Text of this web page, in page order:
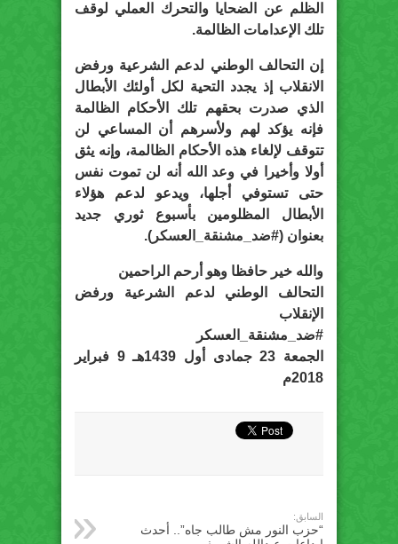
الظلم عن الضحايا والتحرك العملي لوقف
تلك الإعدامات الظالمة.
إن التحالف الوطني لدعم الشرعية ورفض
الانقلاب إذ يجدد التحية لكل أولئك الأبطال
الذي صدرت بحقهم تلك الأحكام الظالمة
فإنه يؤكد لهم ولأسرهم أن المساعي لن
تتوقف لإلغاء هذه الأحكام الظالمة، وإنه يثق
أولا وأخيرا في وعد الله أنه لن تموت نفس
حتى تستوفي أجلها، ويدعو لدعم هؤلاء
الأبطال المظلومين بأسبوع ثوري جديد
بعنوان (#ضد_مشنقة_العسكر).
والله خير حافظا وهو أرحم الراحمين
التحالف الوطني لدعم الشرعية ورفض
الإنقلاب
#ضد_مشنقة_العسكر
الجمعة 23 جمادى أول 1439هـ 9 فبراير
2018م
السابق:
“حزب النور مش طالب جاه”.. أحدث